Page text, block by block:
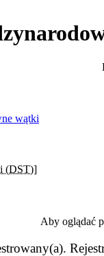
wątki
(DST)]
Aby oglądać